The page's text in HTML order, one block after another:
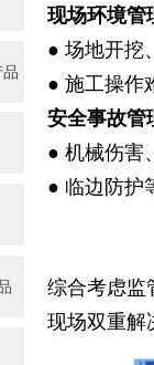
现场环境管
● 场地开挖
● 施工操作
安全事故管
● 机械伤害
● 临边防护
综合考虑监
现场双重解